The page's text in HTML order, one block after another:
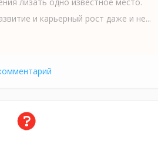
и карьерный рост даже и не...